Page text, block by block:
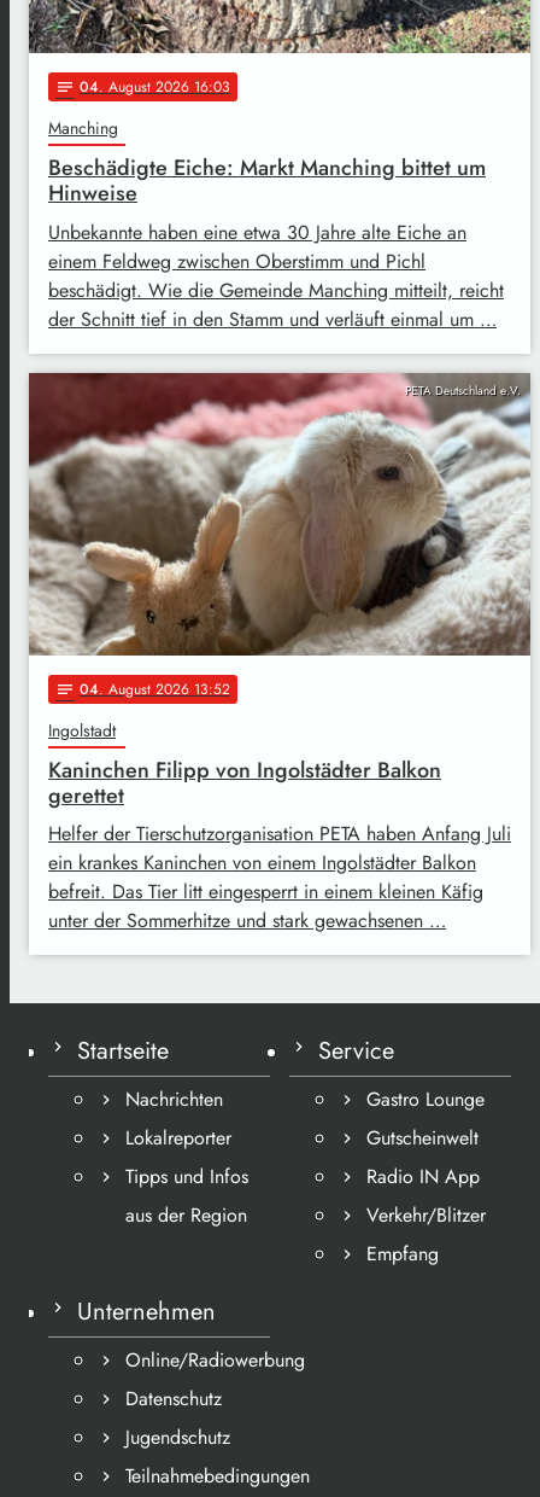
notes 04. August 2026 16:03
Manching
Beschädigte Eiche: Markt Manching bittet um
Hinweise
Unbekannte haben eine etwa 30 Jahre alte Eiche an
einem Feldweg zwischen Oberstimm und Pichl
beschädigt. Wie die Gemeinde Manching mitteilt, reicht
der Schnitt tief in den Stamm und verläuft einmal um …
PETA Deutschland e.V.
notes 04. August 2026 13:52
Ingolstadt
Kaninchen Filipp von Ingolstädter Balkon
gerettet
Helfer der Tierschutzorganisation PETA haben Anfang Juli
ein krankes Kaninchen von einem Ingolstädter Balkon
befreit. Das Tier litt eingesperrt in einem kleinen Käfig
unter der Sommerhitze und stark gewachsenen …
Startseite
Nachrichten
Lokalreporter
Tipps und Infos
aus der Region
Service
Gastro Lounge
Gutscheinwelt
Radio IN App
Verkehr/Blitzer
Empfang
Unternehmen
Online/Radiowerbung
Datenschutz
Jugendschutz
Teilnahmebedingungen